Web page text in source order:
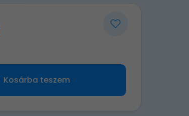
Kosárba teszem